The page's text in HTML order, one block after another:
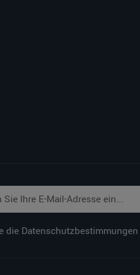
die Datenschutzbestimmungen